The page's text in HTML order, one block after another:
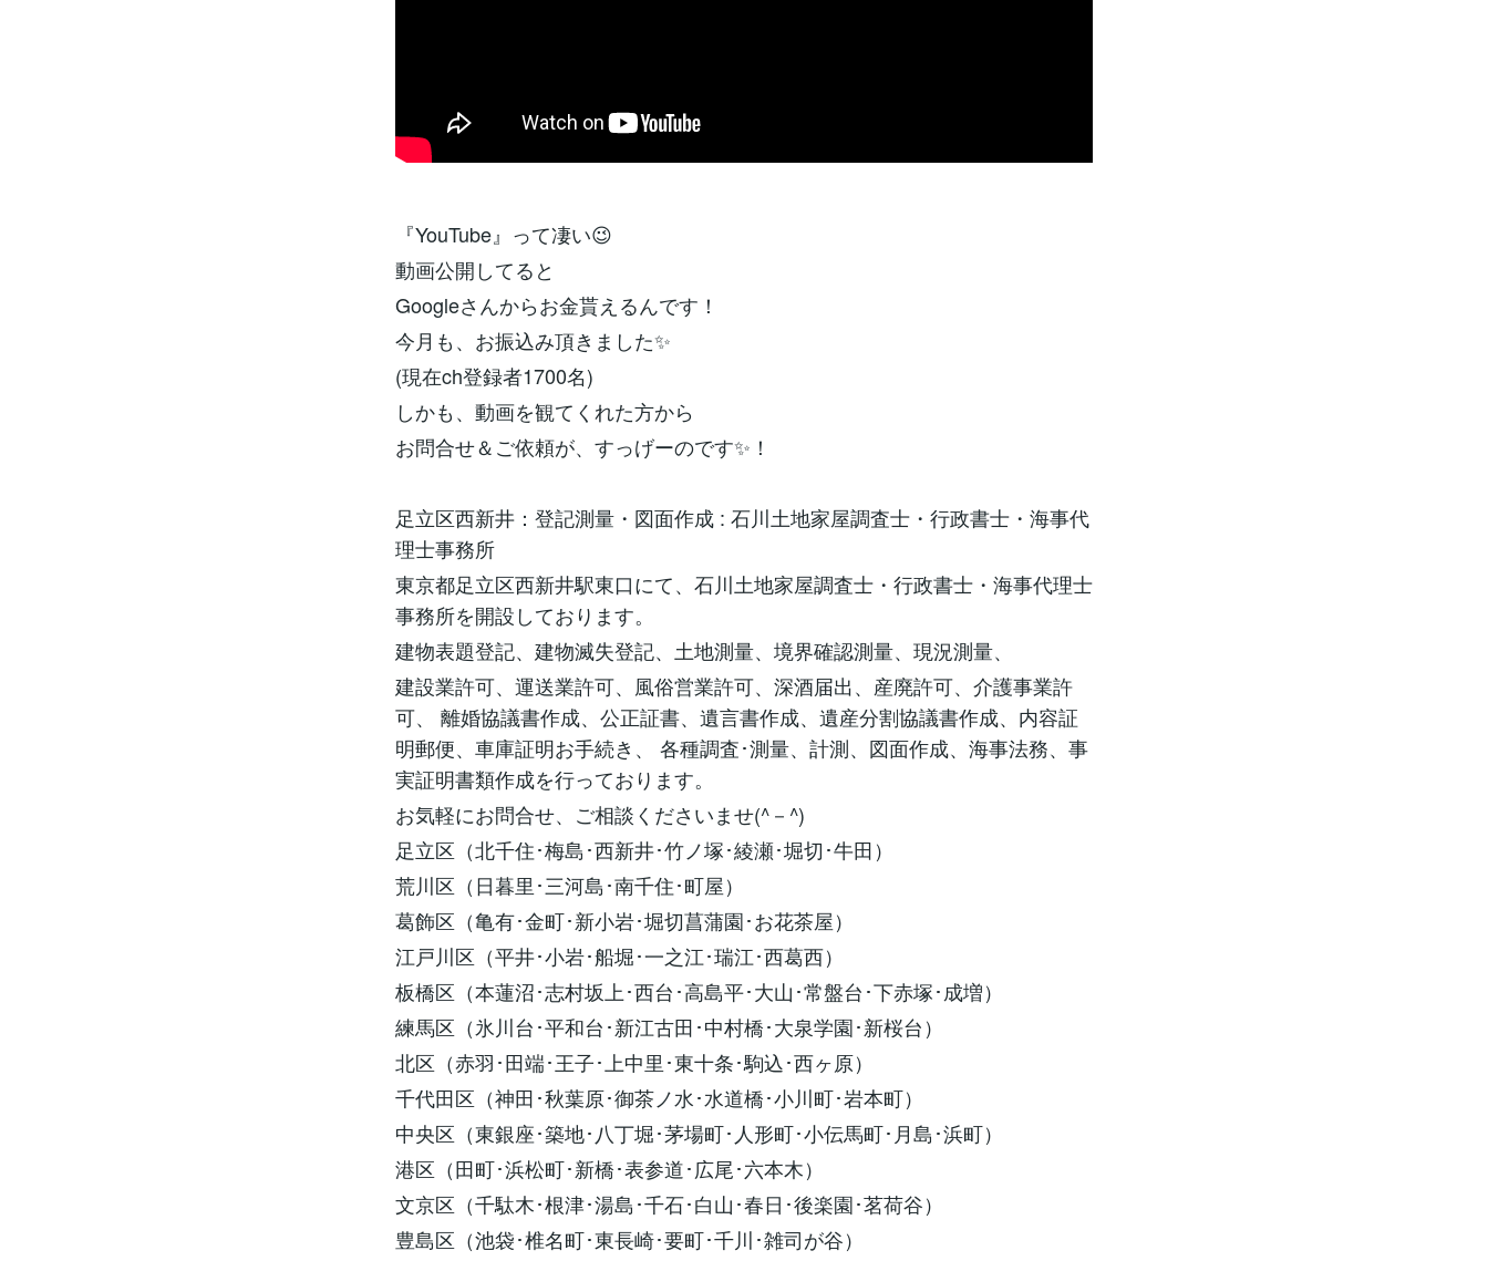
『YouTube』って凄い😉
動画公開してると
Googleさんからお金貰えるんです！
今月も、お振込み頂きました✨
(現在ch登録者1700名)
しかも、動画を観てくれた方から
お問合せ＆ご依頼が、すっげーのです✨！
足立区西新井：登記測量・図面作成 : 石川土地家屋調査士・行政書士・海事代
理士事務所
東京都足立区西新井駅東口にて、石川土地家屋調査士・行政書士・海事代理士
事務所を開設しております。
建物表題登記、建物滅失登記、土地測量、境界確認測量、現況測量、
建設業許可、運送業許可、風俗営業許可、深酒届出、産廃許可、介護事業許
可、 離婚協議書作成、公正証書、遺言書作成、遺産分割協議書作成、内容証
明郵便、車庫証明お手続き、 各種調査･測量、計測、図面作成、海事法務、事
実証明書類作成を行っております。
お気軽にお問合せ、ご相談くださいませ(^－^)
足立区（北千住･梅島･西新井･竹ノ塚･綾瀬･堀切･牛田）
荒川区（日暮里･三河島･南千住･町屋）
葛飾区（亀有･金町･新小岩･堀切菖蒲園･お花茶屋）
江戸川区（平井･小岩･船堀･一之江･瑞江･西葛西）
板橋区（本蓮沼･志村坂上･西台･高島平･大山･常盤台･下赤塚･成増）
練馬区（氷川台･平和台･新江古田･中村橋･大泉学園･新桜台）
北区（赤羽･田端･王子･上中里･東十条･駒込･西ヶ原）
千代田区（神田･秋葉原･御茶ノ水･水道橋･小川町･岩本町）
中央区（東銀座･築地･八丁堀･茅場町･人形町･小伝馬町･月島･浜町）
港区（田町･浜松町･新橋･表参道･広尾･六本木）
文京区（千駄木･根津･湯島･千石･白山･春日･後楽園･茗荷谷）
豊島区（池袋･椎名町･東長崎･要町･千川･雑司が谷）